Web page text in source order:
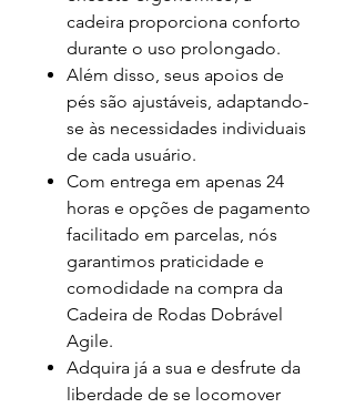
cadeira proporciona conforto
durante o uso prolongado.
Além disso, seus apoios de
pés são ajustáveis, adaptando-
se às necessidades individuais
de cada usuário.
Com entrega em apenas 24
horas e opções de pagamento
facilitado em parcelas, nós
garantimos praticidade e
comodidade na compra da
Cadeira de Rodas Dobrável
Agile.
Adquira já a sua e desfrute da
liberdade de se locomover